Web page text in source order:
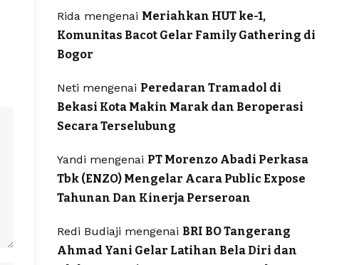
Ridamengenai Meriahkan HUT ke-1,
Komunitas Bacot Gelar Family Gathering di
Bogor
Neti mengenai Peredaran Tramadol di
Bekasi Kota Makin Marak dan Beroperasi
Secara Terselubung
Yandi mengenai PT Morenzo Abadi Perkasa
Tbk (ENZO) Mengelar Acara Public Expose
Tahunan Dan Kinerja Perseroan
Redi Budiaji mengenai BRI BO Tangerang
Ahmad Yani Gelar Latihan Bela Diri dan